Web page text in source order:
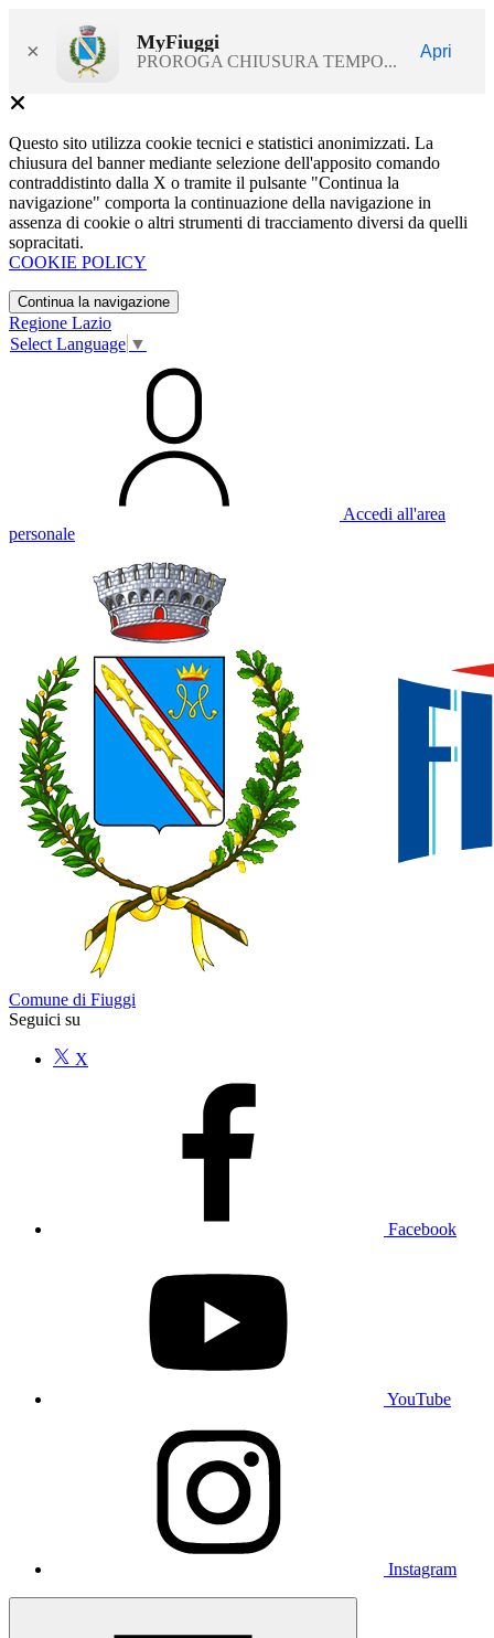
× MyFiuggi
PROROGA CHIUSURA TEMPO...
Apri
Questo sito utilizza cookie tecnici e statistici anonimizzati. La
chiusura del banner mediante selezione dell'apposito comando
contraddistinto dalla X o tramite il pulsante "Continua la
navigazione" comporta la continuazione della navigazione in
assenza di cookie o altri strumenti di tracciamento diversi da quelli
sopracitati.
COOKIE POLICY
Continua la navigazione
Regione Lazio
Select Language ▼
Accedi all'area
personale
Comune di Fiuggi
Seguici su
X
Facebook
YouTube
Instagram